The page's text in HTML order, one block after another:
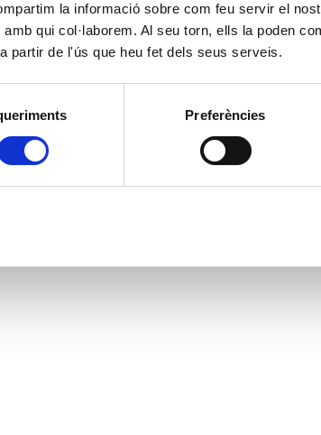
la informació sobre com feu servir el
amb qui col·laborem. Al seu torn, ells la poden
partir de l'ús que heu fet dels seus serveis.
Preferències
16è